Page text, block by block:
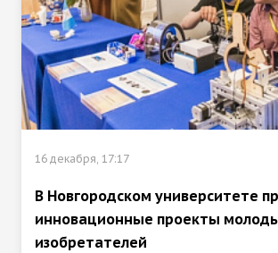
16 декабря, 17:17
В Новгородском университете
инновационные проекты
изобретателей